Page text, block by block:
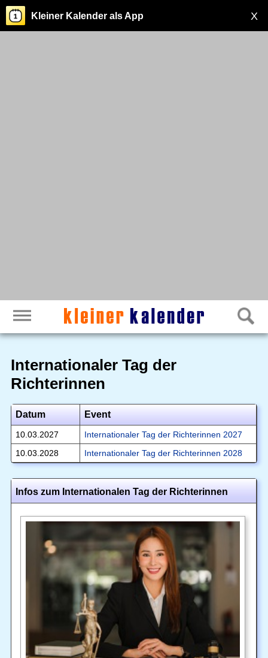
X
Kleiner Kalender als App
Internationaler Tag der
Richterinnen
Datum Event
10.03.2027
Internationaler Tag der Richterinnen 2027
10.03.2028
Internationaler Tag der Richterinnen 2028
Infos zum Internationalen Tag der Richterinnen